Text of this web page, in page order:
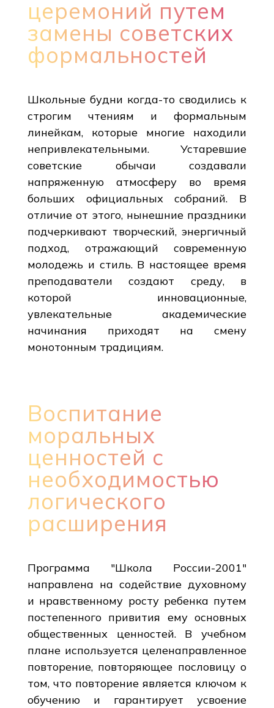
церемоний путем
замены советских
формальностей
Школьные будни когда-то сводились к
строгим чтениям и формальным
линейкам, которые многие находили
непривлекательными. Устаревшие
советские обычаи создавали
напряженную атмосферу во время
больших официальных собраний. В
отличие от этого, нынешние праздники
подчеркивают творческий, энергичный
подход, отражающий современную
молодежь и стиль. В настоящее время
преподаватели создают среду, в
которой инновационные,
увлекательные академические
начинания приходят на смену
монотонным традициям.
Воспитание
моральных
ценностей с
необходимостью
логического
расширения
Программа "Школа России-2001"
направлена на содействие духовному
и нравственному росту ребенка путем
постепенного привития ему основных
общественных ценностей. В учебном
плане используется целенаправленное
повторение, повторяющее пословицу о
том, что повторение является ключом к
обучению и гарантирует усвоение